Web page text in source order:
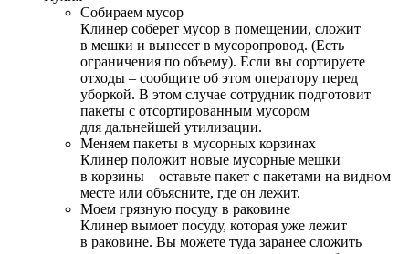
Собираем мусор
Клинер соберет мусор в помещении, сложит
в мешки и вынесет в мусоропровод. (Есть
ограничения по объему). Если вы сортируете
отходы – сообщите об этом оператору перед
уборкой. В этом случае сотрудник подготовит
пакеты с отсортированным мусором
для дальнейшей утилизации.
Меняем пакеты в мусорных корзинах
Клинер положит новые мусорные мешки
в корзины – оставьте пакет с пакетами на видном
месте или объясните, где он лежит.
Моем грязную посуду в раковине
Клинер вымоет посуду, которая уже лежит
в раковине. Вы можете туда заранее сложить